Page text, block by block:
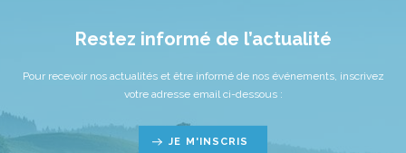
Restez informé de l’actualité
Pour recevoir nos actualités et être informé de nos événements, inscrivez
votre adresse email ci-dessous :
JE M'INSCRIS